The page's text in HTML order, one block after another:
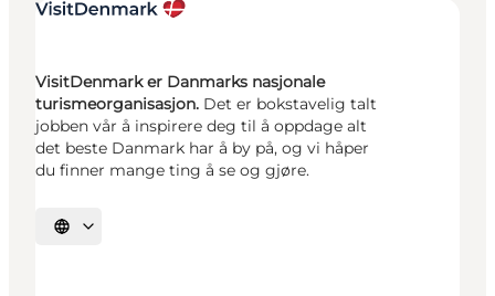
VisitDenmark er Danmarks nasjonale
turismeorganisasjon. Det er bokstavelig talt
jobben vår å inspirere deg til å oppdage alt
det beste Danmark har å by på, og vi håper
du finner mange ting å se og gjøre.
Velg språk